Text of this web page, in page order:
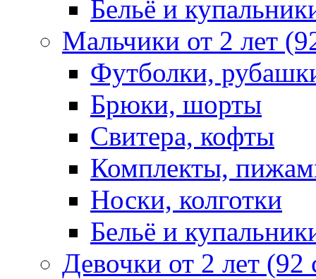
Бельё и
Мальчики от 2 лет
Футболки,
Брюки, шорты
Свитера, кофты
Комплекты,
Носки, колготки
Бельё и
Девочки от 2 лет